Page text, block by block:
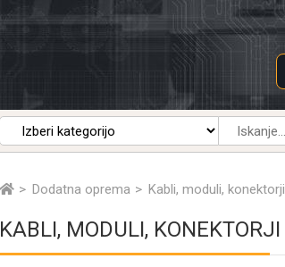
Dodatna oprema Kabli, moduli, konektorji
KABLI, MODULI, KONEKTORJI